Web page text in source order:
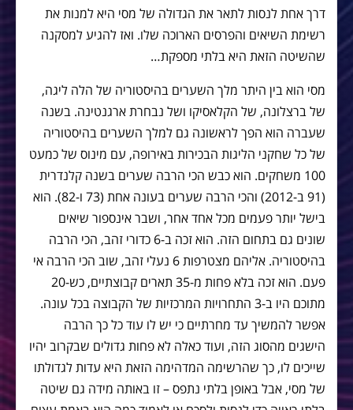
דרך אחת לנסות לתאר את הגדולה של מסי היא למנות את
רשימת השיאים והפרסים הארוכה שלו. ואז להגיע למסקנה
שהשיטה הזאת היא בלתי מספקת…
מסי הוא בין היתר מלך השערים בהיסטוריה של הלה ליגה,
של ברצלונה, של הקלאסיקו ושל נבחרת ארגנטינה. בשנה
שעברה הוא הפך לראשונה גם למלך השערים בהיסטוריה
של כל שחקני הליגות הבכירות באירופה, עם מינוס של כמעט
100 משחקים. הוא כבש הכי הרבה שערים בשנה קלנדרית
(91 ב-2012) והכי הרבה שערים בעונה אחת (73 ו-82). הוא
בישל יותר פעמים מכל אחד אחר, ושבר אינספור שיאים
שונים גם בתחום הזה. הוא זכה ב-6 כדורי זהב, הכי הרבה
בהיסטוריה. אליהם מצטרפות 6 נעלי זהב, שוב הכי הרבה אי
פעם. הוא זכה בלא פחות מ-35 תארים קבוצתיים, כש-20
מתוכם היו ב-3 התחרויות המרכזיות של הקבוצה בכל עונה.
אפשר להמשיך עד מחרתיים כי יש לו עוד כל כך הרבה
הישגים מהסוג הזה, ועוד כאלה לא פחות גדולים שבקרוב יהיו
שייכים לו, כך שהרשימה המדהימה הזאת היא עדות לגדולתו
של מסי, אבל באופן בלתי נתפס – זו באותה מידה גם שיטה